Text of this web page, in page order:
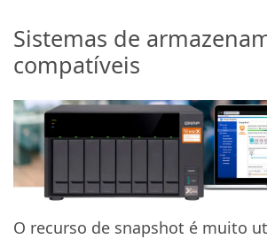
Sistemas de
compatíveis
O recurso de snapshot é muito